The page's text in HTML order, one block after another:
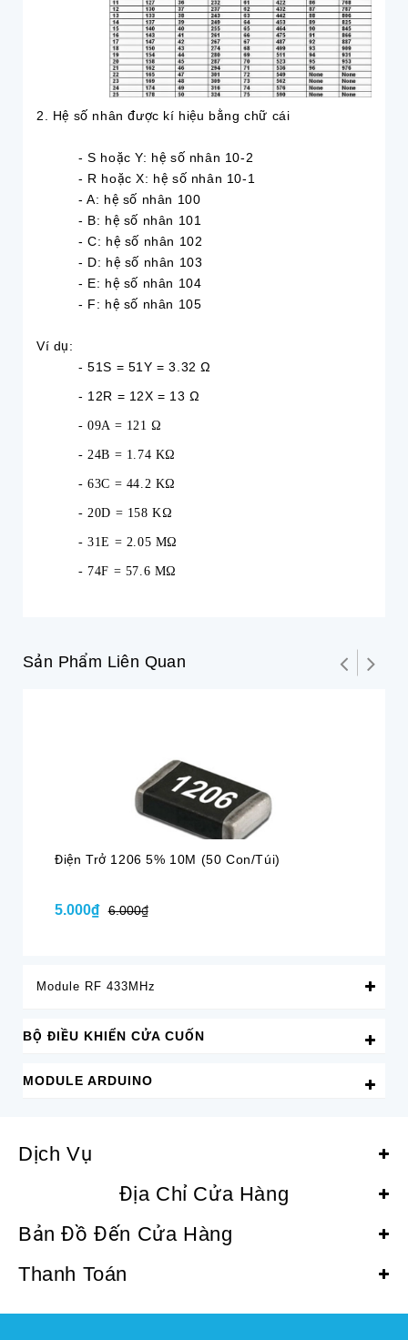
2. Hệ số nhân được kí hiệu bằng chữ cái
- S hoặc Y: hệ số nhân 10-2
- R hoặc X: hệ số nhân 10-1
- A: hệ số nhân 100
- B: hệ số nhân 101
- C: hệ số nhân 102
- D: hệ số nhân 103
- E: hệ số nhân 104
- F: hệ số nhân 105
Ví dụ:
- 51S = 51Y = 3.32 Ω
- 12R = 12X = 13 Ω
- 09A = 121 Ω
- 24B = 1.74 KΩ
- 63C = 44.2 KΩ
- 20D = 158 KΩ
- 31E = 2.05 MΩ
- 74F = 57.6 MΩ
Sản Phẩm Liên Quan
Điện Trở 1206 5% 10M (50 Con/túi)
5.000₫ 6.000₫
Module RF 433MHz
BỘ ĐIỀU KHIỂN CỬA CUỐN
MODULE ARDUINO
Dịch Vụ
Địa Chỉ Cửa Hàng
Bản Đồ Đến Cửa Hàng
Thanh Toán